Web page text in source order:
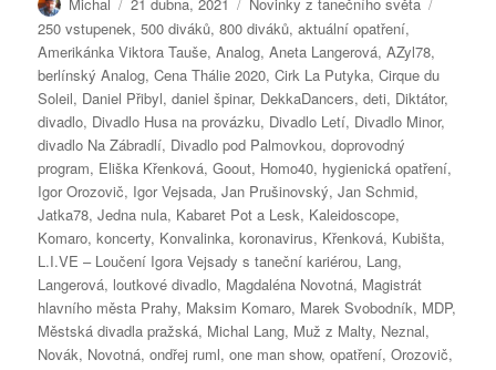
250 vstupenek,500 diváků,800 diváků,aktuální opatření,
Amerikánka Viktora Tauše,Analog,Aneta Langerová,AZyl78,
berlínský Analog,Cena Thálie 2020,Cirk La Putyka,Cirque du
Soleil, Daniel Přibyl,daniel špinar, DekkaDancers,deti, Diktátor,
divadlo, Divadlo Husa na provázku, Divadlo Letí, Divadlo Minor,
divadlo Na Zábradlí, Divadlo pod Palmovkou,doprovodný
program, Eliška Křenková,Goout, Homo40, hygienická opatření,
Igor Orozovič, Igor Vejsada,Jan Prušinovský,Jan Schmid,
Jatka78,Jedna nula, Kabaret Pot a Lesk, Kaleidoscope,
Komaro,koncerty, Konvalinka,koronavirus, Křenková, Kubišta,
L.I.VE – Loučení Igora Vejsady s taneční kariérou, Lang,
Langerová, loutkové divadlo, Magdaléna Novotná, Magistrát
hlavního města Prahy, Maksim Komaro, Marek Svobodník, MDP,
Městská divadla pražská, Michal Lang, Muž z Malty, Neznal,
Novák, Novotná,ondřej ruml,one man show,opatření,Orozovič,